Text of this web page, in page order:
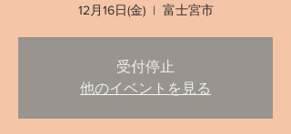
12月16日(金)
  |
富士宮市
受付停止
他のイベントを見る